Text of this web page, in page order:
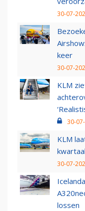
30-07-
keer
30-07-
KLM
30-
KLM
30-07-
lossen